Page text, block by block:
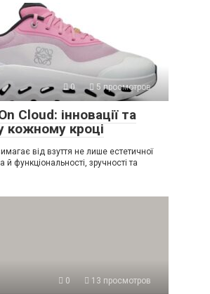
0 5 просмотров
Cloud: інновації та
кожному кроці
від взуття не лише естетичної
й функціональності, зручності та
0 13 просмотров